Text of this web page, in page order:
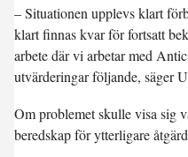
– Situationen upplevs klart
klart finnas kvar för fortsatt
arbete där vi arbetar med
utvärderingar följande, säger
Om problemet skulle visa sig
beredskap för ytterligare